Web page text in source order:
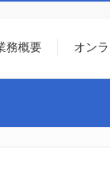
務概要 オン